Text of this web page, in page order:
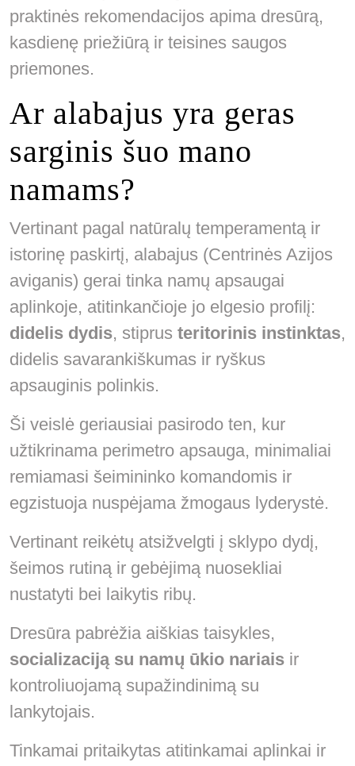
praktinės rekomendacijos apima dresūrą,
kasdienę priežiūrą ir teisines saugos
priemones.
Ar alabajus yra geras
sarginis šuo mano
namams?
Vertinant pagal natūralų temperamentą ir
istorinę paskirtį, alabajus (Centrinės Azijos
aviganis) gerai tinka namų apsaugai
aplinkoje, atitinkančioje jo elgesio profilį:
didelis dydis, stiprus teritorinis instinktas,
didelis savarankiškumas ir ryškus
apsauginis polinkis.
Ši veislė geriausiai pasirodo ten, kur
užtikrinama perimetro apsauga, minimaliai
remiamasi šeimininko komandomis ir
egzistuoja nuspėjama žmogaus lyderystė.
Vertinant reikėtų atsižvelgti į sklypo dydį,
šeimos rutiną ir gebėjimą nuosekliai
nustatyti bei laikytis ribų.
Dresūra pabrėžia aiškias taisykles,
socializaciją su namų ūkio nariais ir
kontroliuojamą supažindinimą su
lankytojais.
Tinkamai pritaikytas atitinkamai aplinkai ir